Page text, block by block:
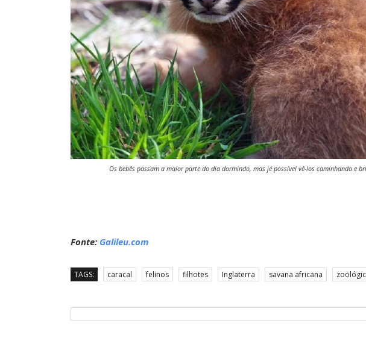
Os bebês passam a maior parte do dia dormindo, mas jé possível vê-los caminhando e
Fonte: Galileu.com
TAGS: caracal felinos filhotes Inglaterra savana africana